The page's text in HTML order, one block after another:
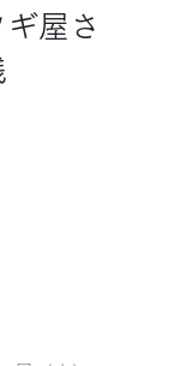
ギ屋さ